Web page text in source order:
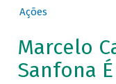
Ações
Marcelo
Sanfona